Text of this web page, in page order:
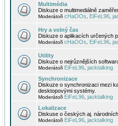
Multimédia
Diskuze o multimediálně
Moderátoři cHaOOs EiFeL96
Hry a volný čas
Diskuze o aplikacích určených
Moderátoři cHaOOs EiFeL96
Utility
Diskuze o nejrůznějších
Moderátoři EiFeL96 jacktalking
Synchronizace
Diskuze o synchronizaci mezi
desktopovými systémy.
Moderátoři EiFeL96 jacktalking
Lokalizace
Diskuse o českých aj.
Moderátoři EiFeL96 jacktalking